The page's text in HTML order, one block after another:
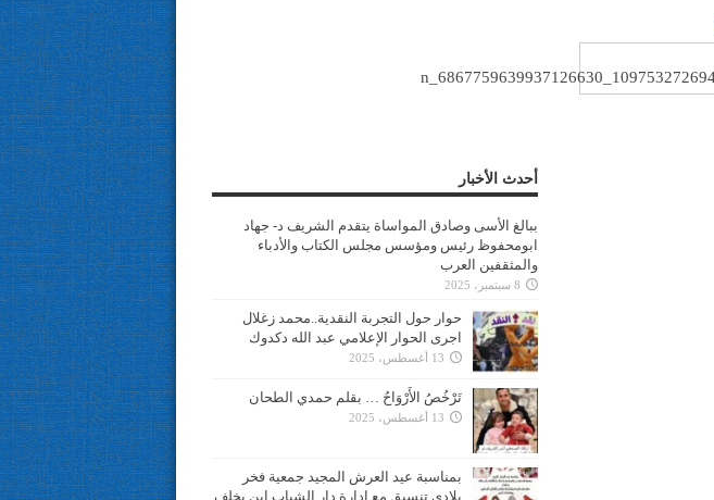
أحدث الأخبار
ببالغ الأسى وصادق المواساة يتقدم الشريف د- جهاد
ابومحفوظ رئيس ومؤسس مجلس الكتاب والأدباء
والمثقفين العرب
8 سبتمبر، 2025
حوار حول التجربة النقدية..محمد زغلال
اجرى الحوار الإعلامي عبد الله دكدوك
13 أغسطس، 2025
تَرْخُصُ الأَرْوَاحُ … بقلم حمدي الطحان
13 أغسطس، 2025
بمناسبة عيد العرش المجيد جمعية فخر
بلادي تنسيق مع ادارة دار الشباب ابن يخلف